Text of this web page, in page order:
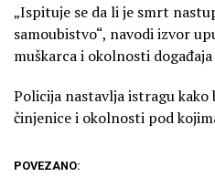
„Ispituje se da li je smrt
samoubistvo“, navodi izvor
muškarca i okolnosti
Policija nastavlja istragu
činjenice i okolnosti pod
POVEZANO: